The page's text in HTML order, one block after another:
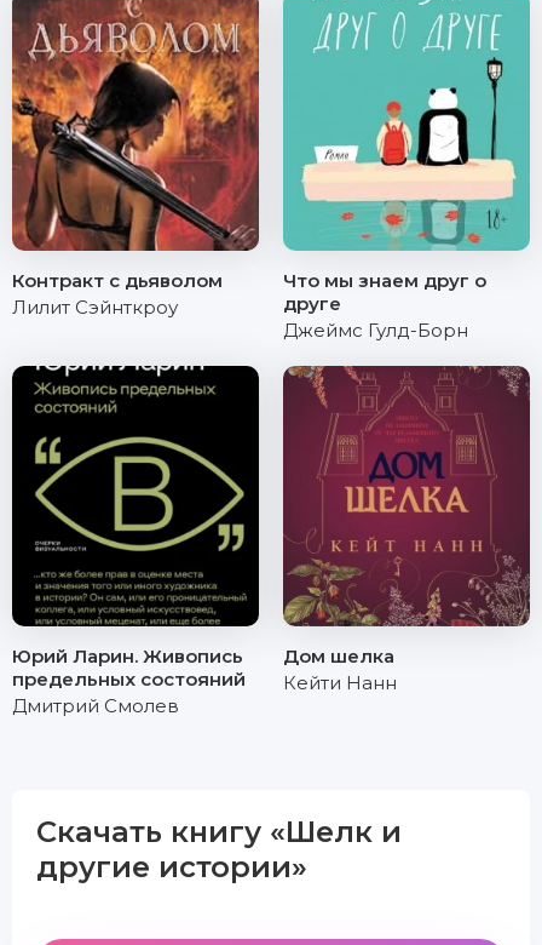
Контракт с дьяволом
Лилит Сэйнткроу
Что мы знаем друг о
друге
Джеймс Гулд-Борн
Юрий Ларин. Живопись
предельных состояний
Дмитрий Смолев
Дом шелка
Кейти Нанн
Скачать книгу «Шелк и
другие истории»